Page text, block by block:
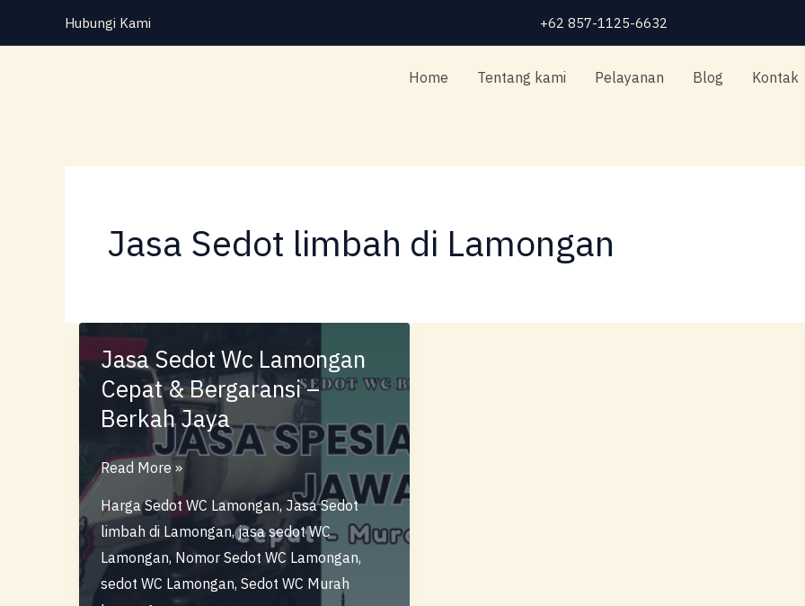
Hubungi Kami +62 857-1125-6632
Home Tentang kami Pelayanan Blog Kontak
Jasa Sedot limbah di Lamongan
Jasa Sedot Wc Lamongan
Cepat & Bergaransi –
Berkah Jaya
Jasa
Wc
Lamongan
Cepat
Read More »
Harga Sedot WC Lamongan, Jasa Sedot
limbah di Lamongan,jasa sedot WC
Lamongan, Nomor Sedot WC Lamongan,
sedot WC Lamongan, Sedot WC Murah